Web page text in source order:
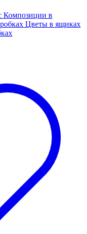
Композиции в
Цветы в ящиках